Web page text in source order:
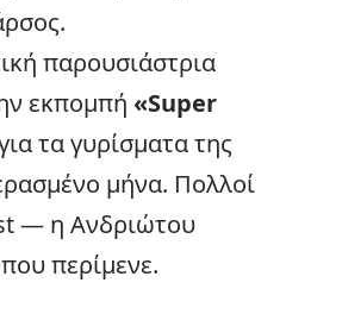
παρουσιάστρια
εκπομπή «Super
τα γυρίσματα της
μήνα. Πολλοί
— η Ανδριώτου
περίμενε.